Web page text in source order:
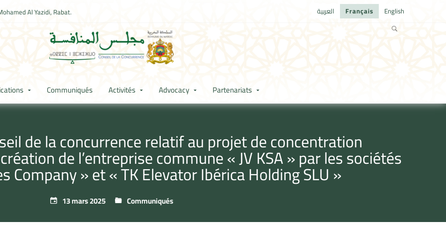
Al Yazidi, Rabat. العربية Français English
Communiqués Activités Advocacy Partenariats
de la concurrence relatif au projet de concentration
de l’entreprise commune « JV KSA » par les sociétés
Company » et « TK Elevator Ibérica Holding SLU »
13 mars 2025 Communiqués